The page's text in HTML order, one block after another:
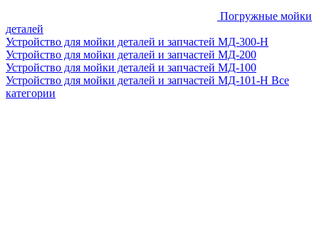
Погружные мойки
деталей
Устройство для мойки деталей и запчастей МД-300-H
Устройство для мойки деталей и запчастей МД-200
Устройство для мойки деталей и запчастей МД-100
Устройство для мойки деталей и запчастей МД-101-Н Все
категории